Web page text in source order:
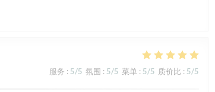
服务 : 5/5 氛围 : 5/5 菜单 : 5/5 质价比 : 5/5